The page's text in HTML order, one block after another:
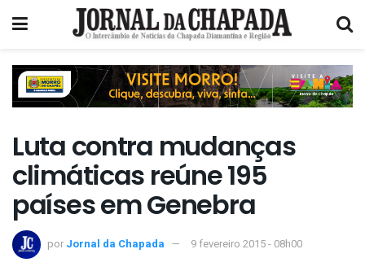
Luta contra mudanças
climáticas reúne 195
países em Genebra
por Jornal da Chapada 9 fevereiro 2015 - 08h00